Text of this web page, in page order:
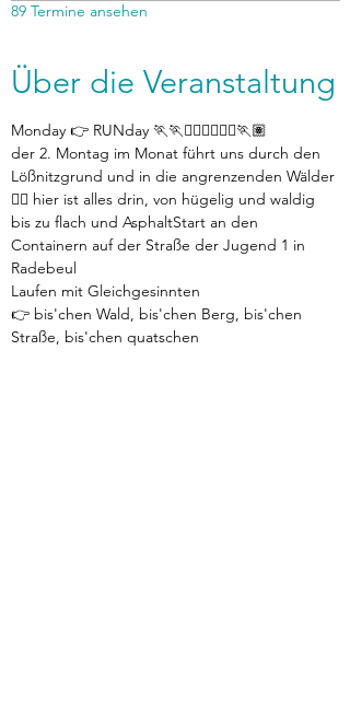
89 Termine ansehen
Über die Veranstaltung
Monday 👉 RUNday 🏃🏃🏃🏼‍♀️🏃🏼‍♀️🏃🏽
der 2. Montag im Monat führt uns durch den
Lößnitzgrund und in die angrenzenden Wälder
👉🏽 hier ist alles drin, von hügelig und waldig
bis zu flach und AsphaltStart an den
Containern auf der Straße der Jugend 1 in
Radebeul
Laufen mit Gleichgesinnten
👉 bis'chen Wald, bis'chen Berg, bis'chen
Straße, bis'chen quatschen